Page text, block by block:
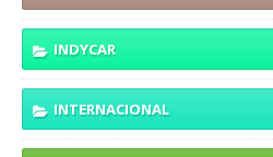
INDYCAR
INTERNACIONAL